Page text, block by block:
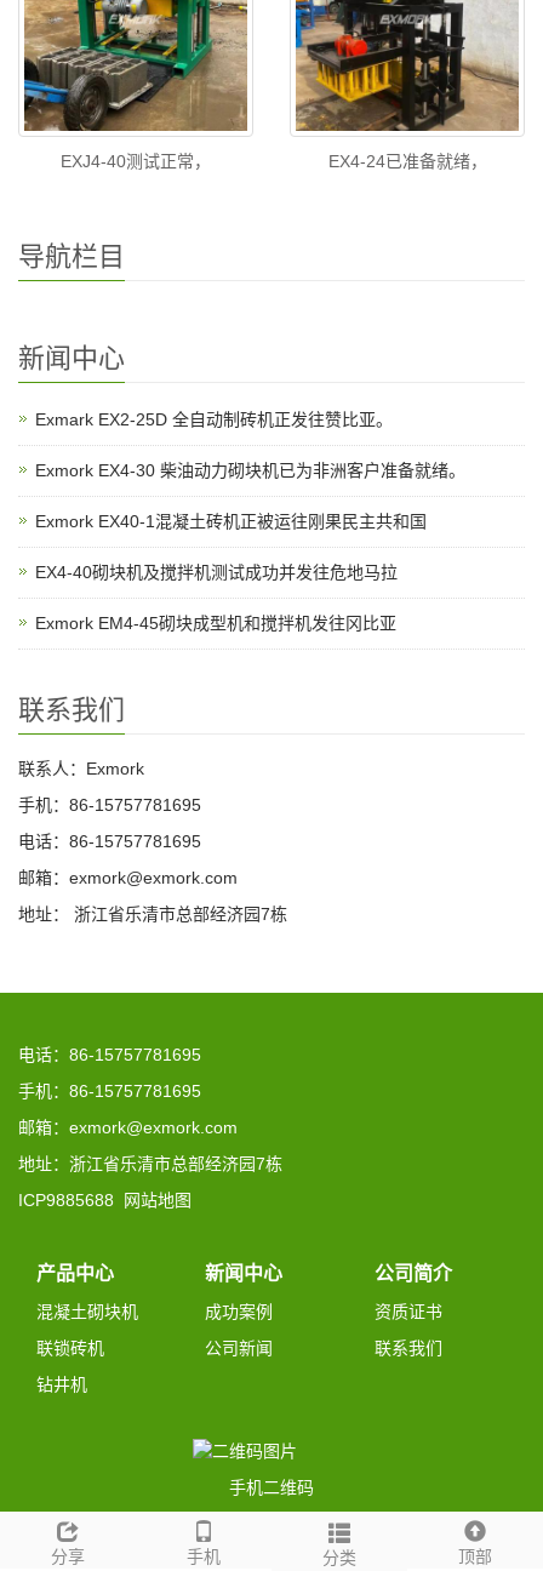
EXJ4-40测试正常， EX4-24已准备就绪，
导航栏目
新闻中心
Exmark EX2-25D 全自动制砖机正发往赞比亚。
Exmork EX4-30 柴油动力砌块机已为非洲客户准备就绪。
Exmork EX40-1混凝土砖机正被运往刚果民主共和国
EX4-40砌块机及搅拌机测试成功并发往危地马拉
Exmork EM4-45砌块成型机和搅拌机发往冈比亚
联系我们
联系人：Exmork
手机：86-15757781695
电话：86-15757781695
邮箱：exmork@exmork.com
地址： 浙江省乐清市总部经济园7栋
分享 手机 分类 顶部
电话：86-15757781695
手机：86-15757781695
邮箱：exmork@exmork.com
地址：浙江省乐清市总部经济园7栋
ICP9885688
网站地图
产品中心
混凝土砌块机
联锁砖机
钻井机
新闻中心
成功案例
公司新闻
公司简介
资质证书
联系我们
手机二维码